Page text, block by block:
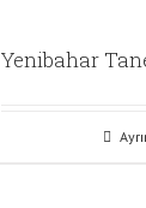
Yenibahar